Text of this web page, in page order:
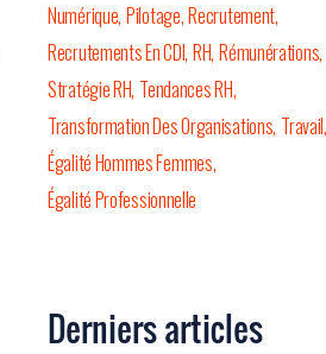
Numérique Pilotage Recrutement
Recrutements En CDI RH Rémunérations
Stratégie RH Tendances RH
Transformation Des Organisations Travail
Égalité Hommes Femmes
Égalité Professionnelle
Derniers articles